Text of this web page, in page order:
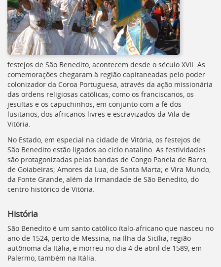
festejos de São Benedito, acontecem desde o século XVII. As
comemorações chegaram à região capitaneadas pelo poder
colonizador da Coroa Portuguesa, através da ação missionária
das ordens religiosas católicas, como os franciscanos, os
jesuítas e os capuchinhos, em conjunto com a fé dos
lusitanos, dos africanos livres e escravizados da Vila de
Vitória.
No Estado, em especial na cidade de Vitória, os festejos de
São Benedito estão ligados ao ciclo natalino. As festividades
são protagonizadas pelas bandas de Congo Panela de Barro,
de Goiabeiras; Amores da Lua, de Santa Marta; e Vira Mundo,
da Fonte Grande, além da Irmandade de São Benedito, do
centro histórico de Vitória.
História
São Benedito é um santo católico ítalo-africano que nasceu no
ano de 1524, perto de Messina, na Ilha da Sicília, região
autônoma da Itália, e morreu no dia 4 de abril de 1589, em
Palermo, também na Itália.